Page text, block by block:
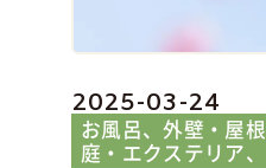
2025-03-24
お風呂 外壁・屋根
庭・エクステリア